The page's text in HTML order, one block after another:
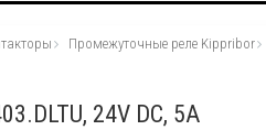
Промежуточные реле Kippribor
24V DC, 5A